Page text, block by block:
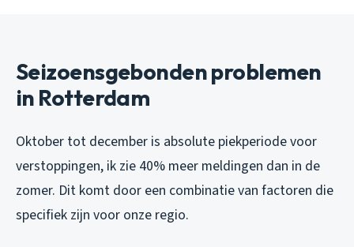
Seizoensgebonden problemen
in Rotterdam
Oktober tot december is absolute piekperiode voor
verstoppingen, ik zie 40% meer meldingen dan in de
zomer. Dit komt door een combinatie van factoren die
specifiek zijn voor onze regio.